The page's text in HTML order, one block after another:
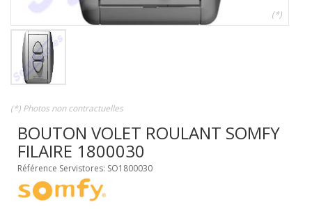
(*)
(*) Photos non contractuelles
BOUTON VOLET ROULANT SOMFY
FILAIRE 1800030
Référence Servistores: SO1800030